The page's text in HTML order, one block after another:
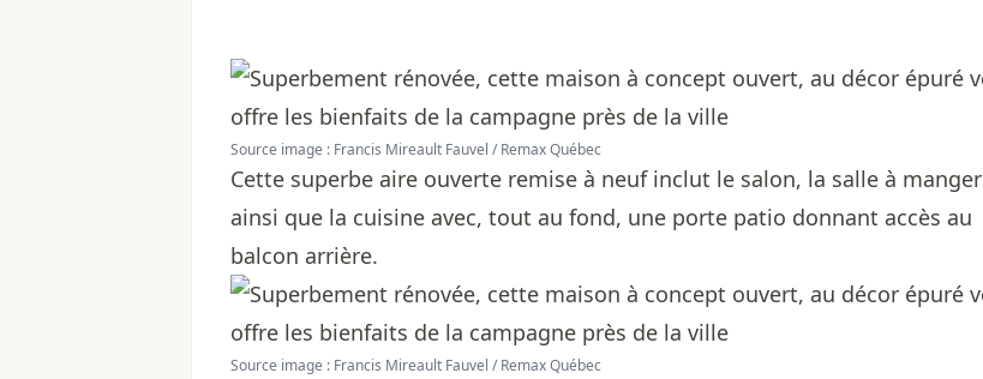
Source image : Francis Mireault Fauvel / Remax Québec
Cette superbe aire ouverte remise à neuf inclut le salon, la salle à manger
ainsi que la cuisine avec, tout au fond, une porte patio donnant accès au
balcon arrière.
Source image : Francis Mireault Fauvel / Remax Québec